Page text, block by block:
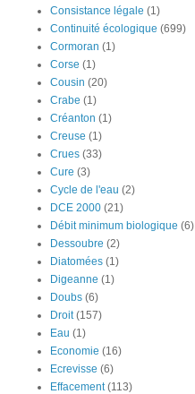
Consistance légale (1)
Continuité écologique (699)
Cormoran (1)
Corse (1)
Cousin (20)
Crabe (1)
Créanton (1)
Creuse (1)
Crues (33)
Cure (3)
Cycle de l'eau (2)
DCE 2000 (21)
Débit minimum biologique (6)
Dessoubre (2)
Diatomées (1)
Digeanne (1)
Doubs (6)
Droit (157)
Eau (1)
Economie (16)
Ecrevisse (6)
Effacement (113)